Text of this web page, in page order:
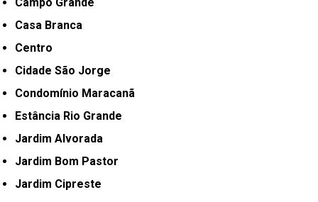
Casa Branca
Centro
Cidade São Jorge
Condomínio Maracanã
Estância Rio Grande
Jardim Alvorada
Jardim Bom Pastor
Jardim Cipreste